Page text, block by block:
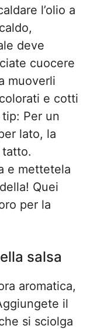
l’olio a
deve
cuocere
muoverli
e cotti
Per un
lato, la
tatto.
e mettetela
Quei
per la
salsa
aromatica,
il
si sciolga